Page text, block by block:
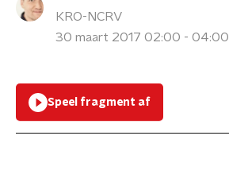
KRO-NCRV
30 maart 2017 02:00 - 04:00
Speel fragment af